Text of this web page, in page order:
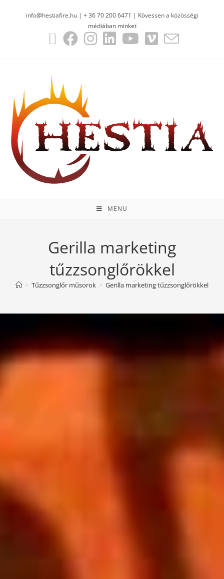
info@hestiafire.hu | + 36 70 200 6471 | Kövessen a közösségi
médiában minket
MENU
Gerilla marketing
tűzzsonglőrökkel
> Tűzzsonglőr műsorok > Gerilla marketing tűzzsonglőrökkel